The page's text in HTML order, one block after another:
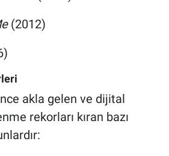
(2012)
akla gelen ve dijital
rekorları kıran bazı